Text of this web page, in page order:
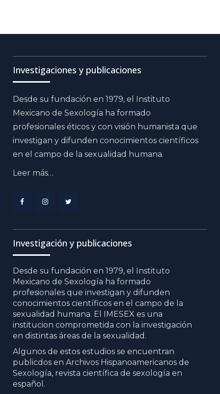
Investigaciones y publicaciones
Desde su fundación en 1979, el Instituto
Mexicano de Sexología ha formado
profesionales éticos y con visión humanista que
investigan y difunden conocimientos científicos
en el campo de la sexualidad humana.
Leer más…
Item Item Item
Investigación y publicaciones
Desde su fundación en 1979, el Instituto
Mexicano de Sexología ha formado
profesionales que investigan y difunden
conocimientos científicos en el campo de la
sexualidad humana. El IMESEX es una
institucion comprometida con la investigación
en distintas áreas de la sexualidad.
Algunos de estos estudios se encuentran
publicdos en Archivos Hispanoamericanos de
Sexología, revista científica de sexología en
español.